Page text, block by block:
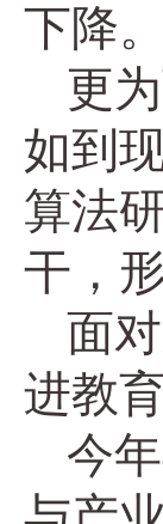
下降。
更
如到
算法
干，
面
进教
今